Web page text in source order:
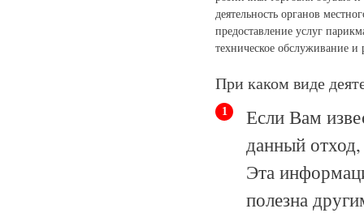
деятельность органов
предоставление услуг
техническое обслуживание
При каком виде
1
Если Вам
данный
Эта
полезна